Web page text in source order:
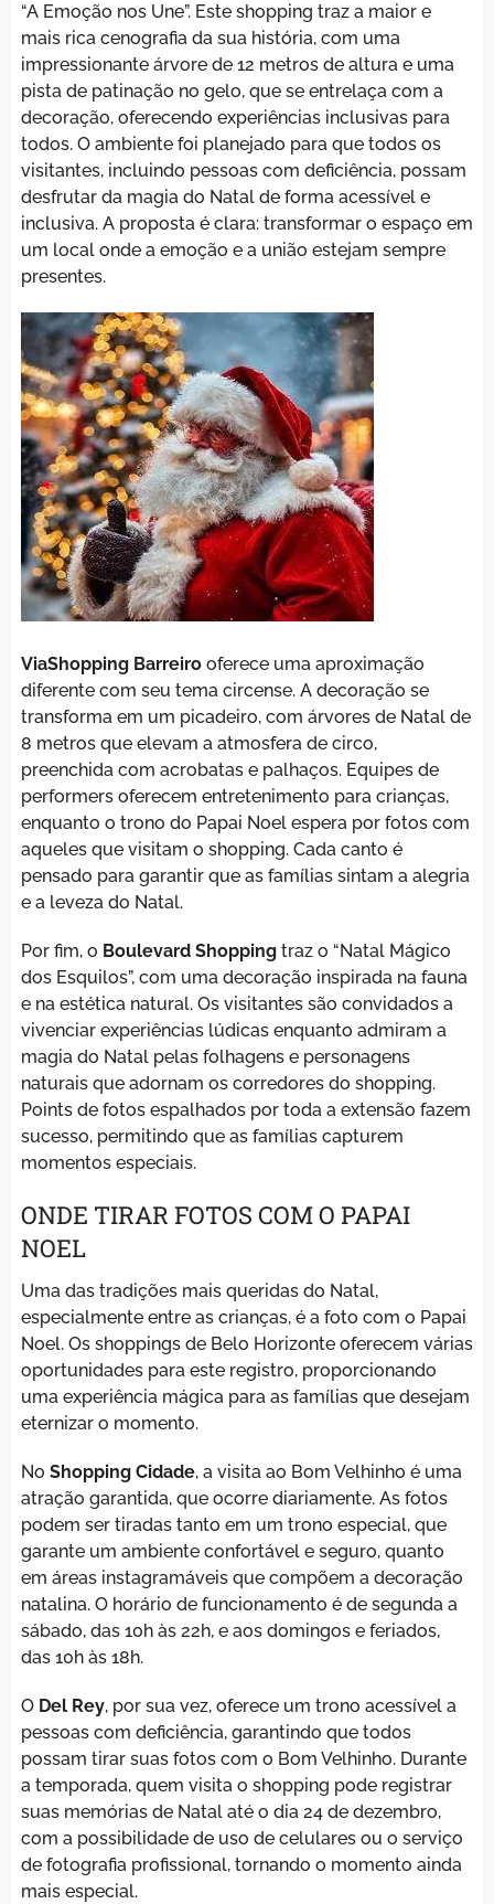
“A Emoção nos Une”. Este shopping traz a maior e
mais rica cenografia da sua história, com uma
impressionante árvore de 12 metros de altura e uma
pista de patinação no gelo, que se entrelaça com a
decoração, oferecendo experiências inclusivas para
todos. O ambiente foi planejado para que todos os
visitantes, incluindo pessoas com deficiência, possam
desfrutar da magia do Natal de forma acessível e
inclusiva. A proposta é clara: transformar o espaço em
um local onde a emoção e a união estejam sempre
presentes.
ViaShopping Barreirooferece uma aproximação
diferente com seu tema circense. A decoração se
transforma em um picadeiro, com árvores de Natal de
8 metros que elevam a atmosfera de circo,
preenchida com acrobatas e palhaços. Equipes de
performers oferecem entretenimento para crianças,
enquanto o trono do Papai Noel espera por fotos com
aqueles que visitam o shopping. Cada canto é
pensado para garantir que as famílias sintam a alegria
e a leveza do Natal.
Por fim, o Boulevard Shoppingtraz o “Natal Mágico
dos Esquilos”, com uma decoração inspirada na fauna
e na estética natural. Os visitantes são convidados a
vivenciar experiências lúdicas enquanto admiram a
magia do Natal pelas folhagens e personagens
naturais que adornam os corredores do shopping.
Points de fotos espalhados por toda a extensão fazem
sucesso, permitindo que as famílias capturem
momentos especiais.
ONDE TIRAR FOTOS COM O PAPAI
NOEL
Uma das tradições mais queridas do Natal,
especialmente entre as crianças, é a foto com o Papai
Noel. Os shoppings de Belo Horizonte oferecem várias
oportunidades para este registro, proporcionando
uma experiência mágica para as famílias que desejam
eternizar o momento.
No Shopping Cidade, a visita ao Bom Velhinho é uma
atração garantida, que ocorre diariamente. As fotos
podem ser tiradas tanto em um trono especial, que
garante um ambiente confortável e seguro, quanto
em áreas instagramáveis que compõem a decoração
natalina. O horário de funcionamento é de segunda a
sábado, das 10h às 22h, e aos domingos e feriados,
das 10h às 18h.
O Del Rey, por sua vez, oferece um trono acessível a
pessoas com deficiência, garantindo que todos
possam tirar suas fotos com o Bom Velhinho. Durante
a temporada, quem visita o shopping pode registrar
suas memórias de Natal até o dia 24 de dezembro,
com a possibilidade de uso de celulares ou o serviço
de fotografia profissional, tornando o momento ainda
mais especial.